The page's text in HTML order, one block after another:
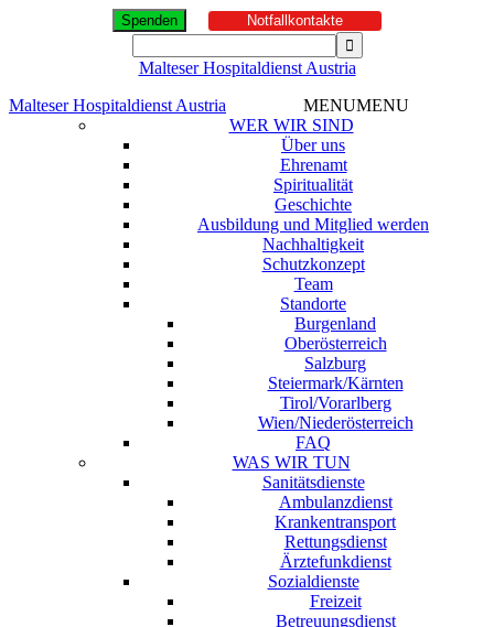
Spenden Notfallkontakte
Malteser Hospitaldienst Austria
Malteser Hospitaldienst Austria
MENUMENU
WER WIR SIND
Über uns
Ehrenamt
Spiritualität
Geschichte
Ausbildung und Mitglied werden
Nachhaltigkeit
Schutzkonzept
Team
Standorte
Burgenland
Oberösterreich
Salzburg
Steiermark/Kärnten
Tirol/Vorarlberg
Wien/Niederösterreich
FAQ
WAS WIR TUN
Sanitätsdienste
Ambulanzdienst
Krankentransport
Rettungsdienst
Ärztefunkdienst
Sozialdienste
Freizeit
Betreuungsdienst